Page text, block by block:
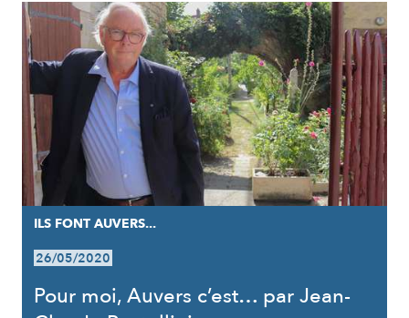
ILS FONT AUVERS...
26/05/2020
Pour moi, Auvers c’est… par Jean-